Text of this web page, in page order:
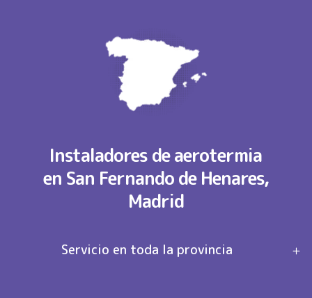
Instaladores de aerotermia
en San Fernando de Henares,
Madrid
Servicio en toda la provincia